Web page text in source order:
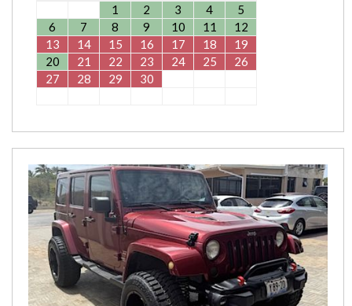
1
2 3 4
5
6
7 8 9 10 11
12
13
14 15 16 17 18
19
20
21 22 23 24 25
26
27
28 29 30